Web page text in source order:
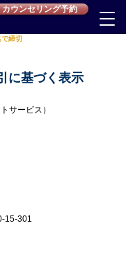
カウンセリング予約
締切
に基づく表示
サービス）
15-301